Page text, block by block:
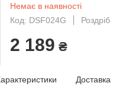
Немає в наявності
Код: DSF024G
Роздріб
2 189 ₴
Доставка